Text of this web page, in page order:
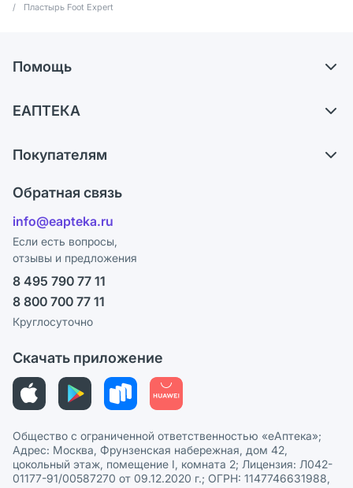
/
Пластырь Foot Expert
Помощь
Обмен и возврат
Блог
ЕАПТЕКА
Карьера
Поставщики
Лицензия
Реклама на сайте
Ваши товары на ЕАПТЕКЕ
СМИ о нас
Покупателям
Программа СберСпасибо
Политика конфиденциальности
Пользовательское соглашение
Политика рекомендаций
Политика в отношении обработки персональных данных
Обратная связь
info@eapteka.ru
Если есть вопросы,
отзывы и предложения
8 495 790 77 11
8 800 700 77 11
Круглосуточно
Скачать приложение
Общество с ограниченной ответственностью «еАптека»;
Адрес: Москва, Фрунзенская набережная, дом 42,
цокольный этаж, помещение I, комната 2; Лицензия: Л042-
01177-91/00587270 от 09.12.2020 г.; ОГРН: 1147746631988,